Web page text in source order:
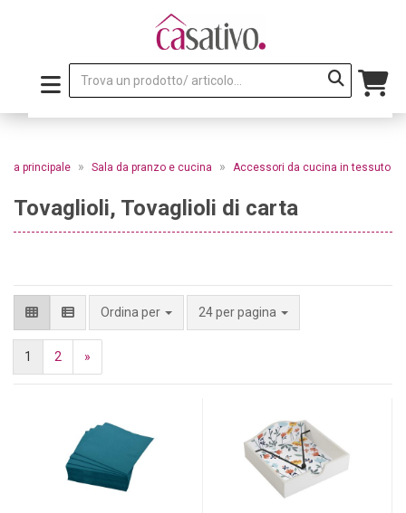
principale » Sala da pranzo e cucina » Accessori da cucina in tessuto
Tovaglioli, Tovaglioli di carta
Ordina per 24 per pagina
1 2 »